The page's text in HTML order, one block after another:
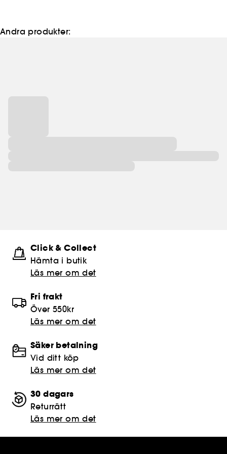
Andra produkter:
Click & Collect
Hämta i butik​
Läs mer om det
Fri frakt
Över 550kr
Läs mer om det
Säker betalning
Vid ditt köp
Läs mer om det
30 dagars
Returrätt
Läs mer om det